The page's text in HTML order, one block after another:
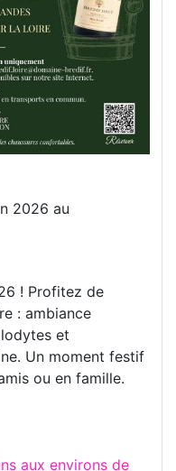
2026 au
! Profitez de
: ambiance
et
Un moment festif
ou en famille.
aux environs de